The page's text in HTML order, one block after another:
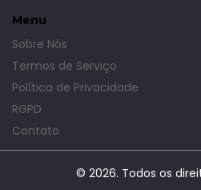
Menu
Sobre Nós
Termos de Serviço
Política de Privacidade
RGPD
Contato
© 2026. Todos os